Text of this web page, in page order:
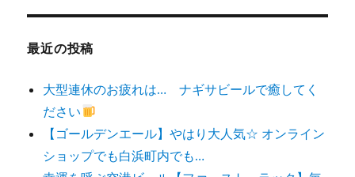
象:
最近の投稿
大型連休のお疲れは… ナギサビールで癒してく
ださい
【ゴールデンエール】やはり大人気☆ オンライン
ショップでも白浜町内でも…